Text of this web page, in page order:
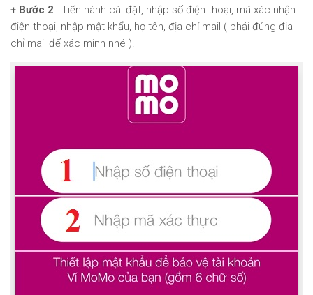
+ Bước 2 : Tiến hành cài đặt, nhập số điện thoại, mã xác nhận
điện thoại, nhập mật khẩu, họ tên, địa chỉ mail ( phải đúng địa
chỉ mail để xác minh nhé ).